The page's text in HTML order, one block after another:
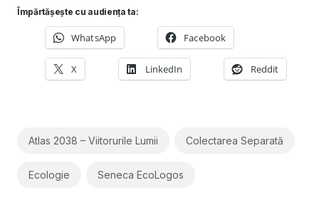
Împărtășește cu audiența ta:
WhatsApp Facebook
X LinkedIn Reddit
Atlas 2038 – Viitorurile Lumii Colectarea Separată
Ecologie Seneca EcoLogos